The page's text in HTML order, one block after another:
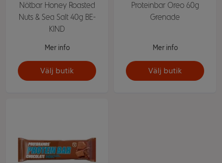
Nötbar Honey Roasted
Nuts & Sea Salt 40g BE-
KIND
Mer info
Välj butik
Proteinbar Oreo 60g
Grenade
Mer info
Välj butik